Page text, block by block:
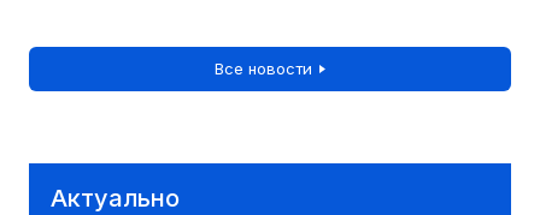
Все новости
Актуально